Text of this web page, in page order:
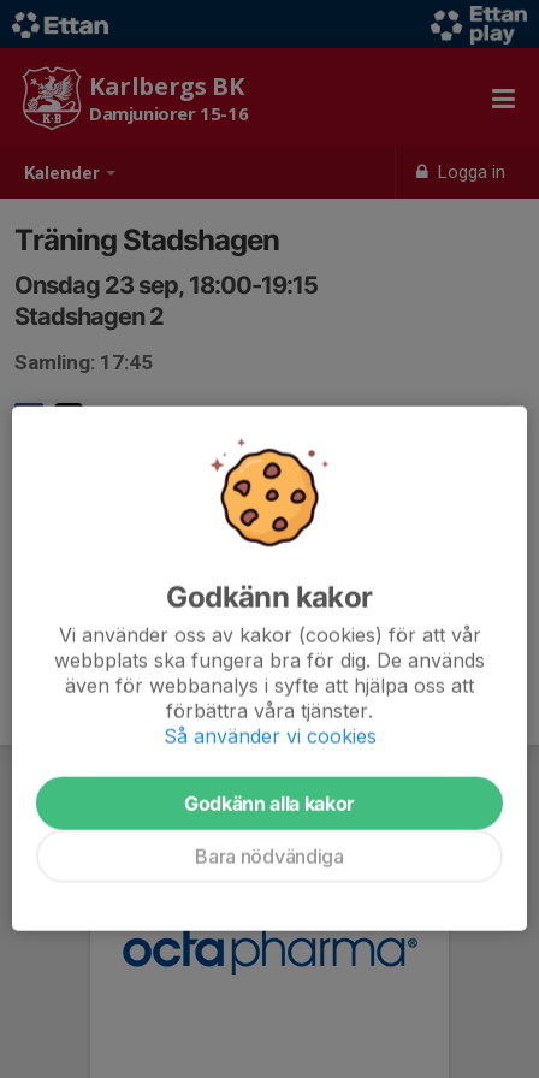
Kalender Logga in
Karlbergs BK
Damjuniorer 15-16
Träning Stadshagen
Onsdag 23 sep, 18:00-19:15
Stadshagen 2
Samling: 17:45
Godkänn kakor
Vi använder oss av kakor (cookies) för att vår
webbplats ska fungera bra för dig. De används
även för webbanalys i syfte att hjälpa oss att
förbättra våra tjänster.
Så använder vi cookies
Godkänn alla kakor
Bara nödvändiga